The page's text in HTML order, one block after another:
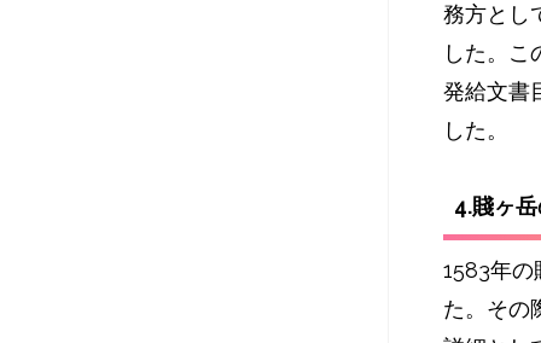
務方とし
した。 こ
発給文書
した。
4.賤ヶ
1583年の
た。その